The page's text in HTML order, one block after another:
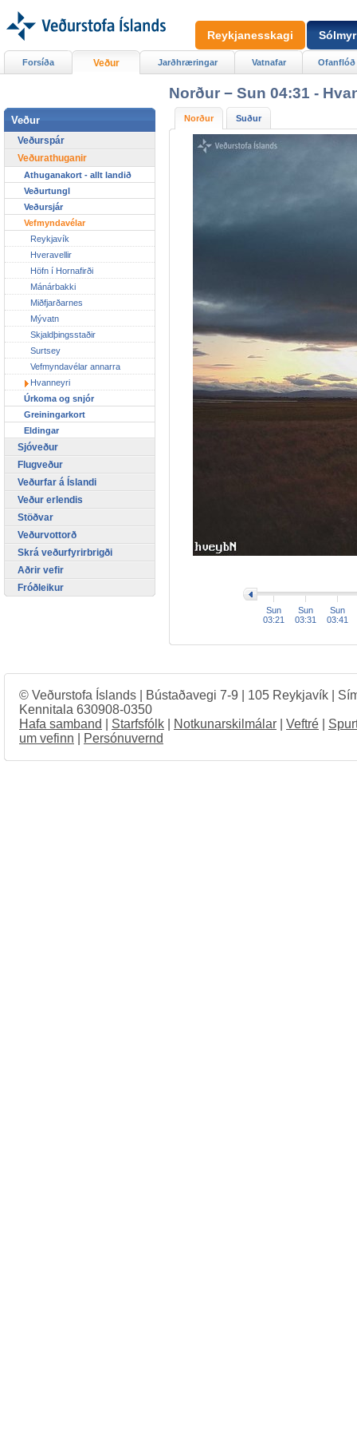
Norður − Sun 04:31 -
Norður Suður
Sun
03:21
Sun
03:31
Sun
03:41
Forsíða Veður Jarðhræringar Vatnafar Ofanflóð
Veður
Veðurspár
Veðurathuganir
Athuganakort - allt landið
Veðurtungl
Veðursjár
Vefmyndavélar
Reykjavík
Hveravellir
Höfn í Hornafirði
Mánárbakki
Miðfjarðarnes
Mývatn
Skjaldþingsstaðir
Surtsey
Vefmyndavélar annarra
Hvanneyri
Úrkoma og snjór
Greiningarkort
Eldingar
Sjóveður
Flugveður
Veðurfar á Íslandi
Veður erlendis
Stöðvar
Veðurvottorð
Skrá veðurfyrirbrigði
Aðrir vefir
Fróðleikur
Reykjanesskagi
© Veðurstofa Íslands | Bústaðavegi 7-9 | 105 Reykjavík |
Kennitala 630908-0350
Hafa samband
Starfsfólk Notkunarskilmálar Veftré
um vefinn
Persónuvernd